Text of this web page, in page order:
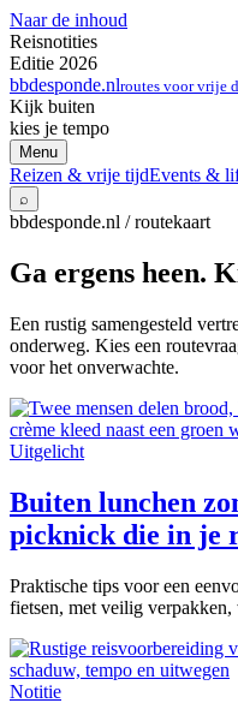
Naar de inhoud
Reisnotities
Editie 2026
bbdesponde.nlroutes voor vrije
Kijk buiten
kies je tempo
Menu
Reizen & vrije tijdEvents &
⌕
bbdesponde.nl / routekaart
Ga ergens heen.
Een rustig samengesteld
onderweg. Kies een
voor het onverwachte.
Uitgelicht
Buiten lunchen
picknick die in je
Praktische tips voor een
fietsen, met veilig
Notitie